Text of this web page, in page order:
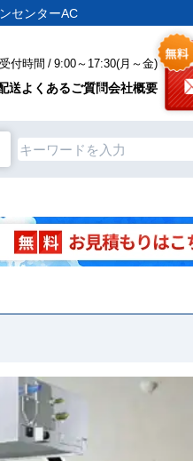
センターAC
付時間 / 9:00～17:30(月～金)
送よくあるご質問会社概要